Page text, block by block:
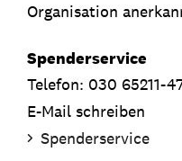
Organisation
Spenderservice
Telefon: 030 65211-
E-Mail schreiben
Spenderservice